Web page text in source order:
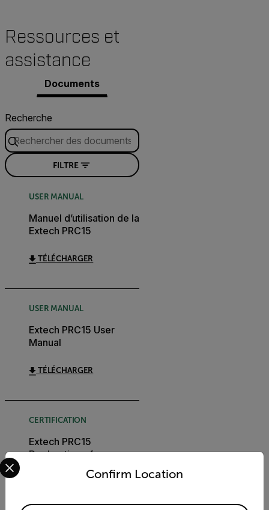
Ressources et
assistance
Documents
Recherche
FILTRE
USER MANUAL
Manuel d’utilisation de la
Extech PRC15
TÉLÉCHARGER
USER MANUAL
Extech PRC15 User
Manual
TÉLÉCHARGER
CERTIFICATION
Extech PRC15
Declaration of
Confirm Location
Select your preferred country and language from the